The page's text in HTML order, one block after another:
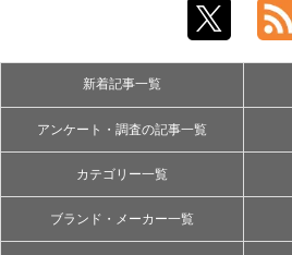
新着記事一覧
アンケート・調査の記事一覧
カテゴリー一覧
ブランド・メーカー一覧